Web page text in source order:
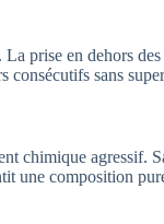
prise en dehors
consécutifs sans
chimique agressif.
une composition